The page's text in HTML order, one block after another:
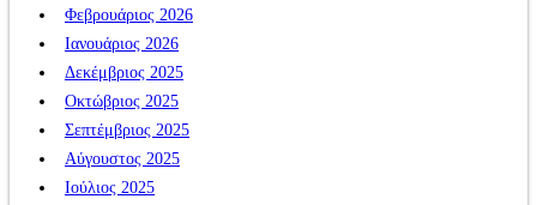
Φεβρουάριος 2026
Ιανουάριος 2026
Δεκέμβριος 2025
Οκτώβριος 2025
Σεπτέμβριος 2025
Αύγουστος 2025
Ιούλιος 2025